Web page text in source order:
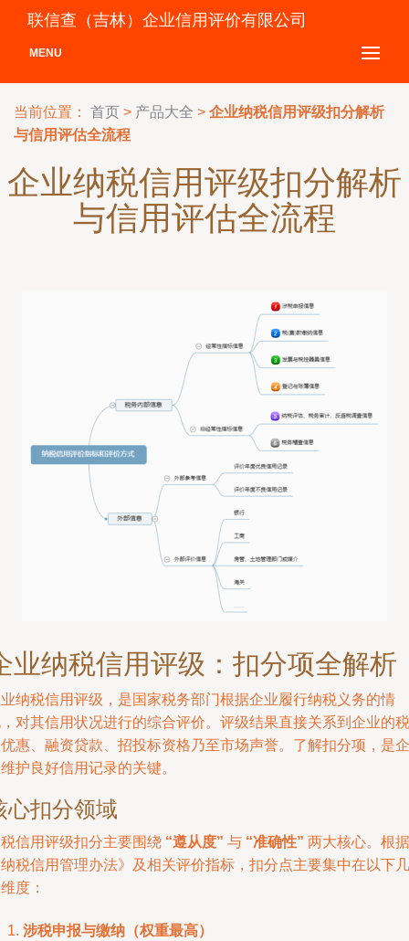
联信查（吉林）企业信用评价有限公司
MENU
当前位置： 首页 > 产品大全 > 企业纳税信用评级扣分解析
与信用评估全流程
企业纳税信用评级扣分解析
与信用评估全流程
业纳税信用评级：扣分项全解析
纳税信用评级，是国家税务部门根据企业履行纳税义务的情
对其信用状况进行的综合评价。评级结果直接关系到企业的税
惠、融资贷款、招投标资格乃至市场声誉。了解扣分项，是企
护良好信用记录的关键。
心扣分领域
信用评级扣分主要围绕 “遵从度” 与 “准确性” 两大核心。根据
税信用管理办法》及相关评价指标，扣分点主要集中在以下几
度：
涉税申报与缴纳（权重最高）